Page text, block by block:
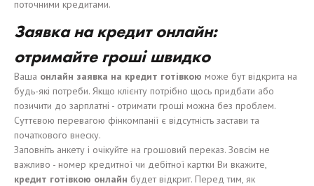
поточними кредитами.
Заявка на кредит онлайн:
отримайте гроші швидко
Ваша онлайн заявка на кредит готівкою може бут відкрита на
будь-які потреби. Якщо клієнту потрібно щось придбати або
позичити до зарплатні - отримати гроші можна без проблем.
Суттєвою перевагою фінкомпанії є відсутність застави та
початкового внеску.
Заповніть анкету і очікуйте на грошовий переказ. Зовсім не
важливо - номер кредитної чи дебітної картки Ви вкажите,
кредит готівкою онлайн будет відкрит. Перед тим, як